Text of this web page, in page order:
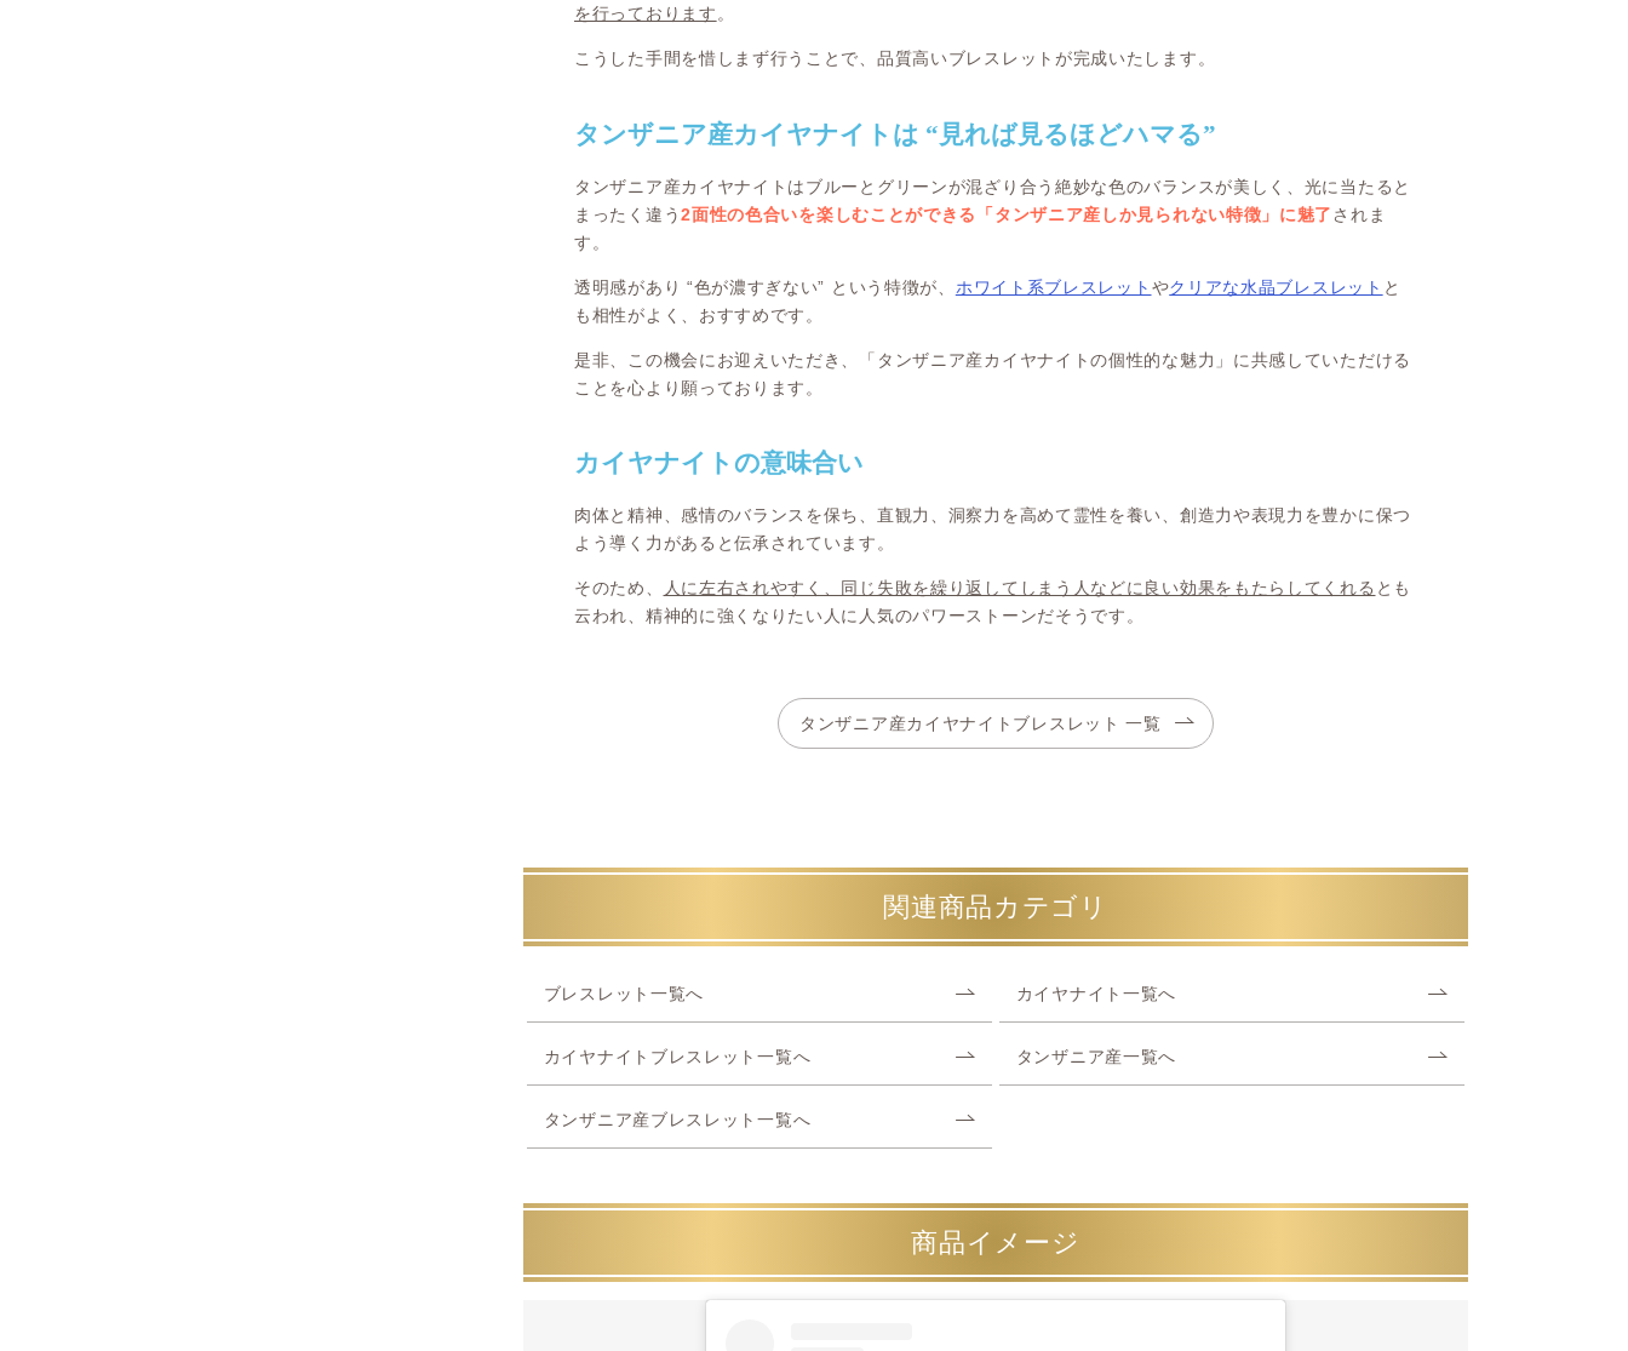
を行っております 。
こうした手間を惜しまず行うことで、品質高いブレスレットが完成いたします。
タンザニア産カイヤナイトは “見れば見るほどハマる”
タンザニア産カイヤナイトはブルーとグリーンが混ざり合う絶妙な色のバランスが美しく、光に当たると
まったく違う2面性の色合いを楽しむことができる「タンザニア産しか見られない特徴」に魅了 されま
す。
透明感があり “色が濃すぎない” という特徴が、 ホワイト系ブレスレット やクリアな水晶ブレスレット と
も相性がよく、おすすめです。
是非、この機会にお迎えいただき、「タンザニア産カイヤナイトの個性的な魅力」に共感していただける
ことを心より願っております。
カイヤナイトの意味合い
肉体と精神、感情のバランスを保ち、直観力、洞察力を高めて霊性を養い、創造力や表現力を豊かに保つ
よう導く力があると伝承されています。
そのため、 人に左右されやすく、同じ失敗を繰り返してしまう人などに良い効果をもたらしてくれる とも
云われ、精神的に強くなりたい人に人気のパワーストーンだそうです。
タンザニア産カイヤナイトブレスレット 一覧
関連商品カテゴリ
ブレスレット一覧へ カイヤナイト一覧へ
カイヤナイトブレスレット一覧へ タンザニア産一覧へ
タンザニア産ブレスレット一覧へ
商品イメージ